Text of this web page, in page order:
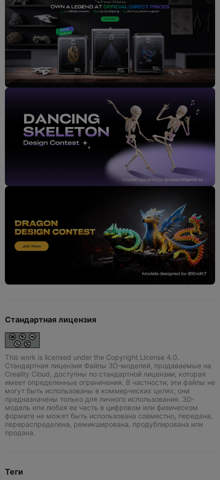
Стандартная лицензия
This work is licensed under the Copyright License 4.0.
Стандартная лицензия Файлы 3D-моделей, продаваемые на
Creality Cloud, доступны по стандартной лицензии, которая
имеет определенные ограничения. В частности, эти файлы не
могут быть использованы в коммерческих целях; они
предназначены только для личного использования. 3D-
модель или любая ее часть в цифровом или физическом
формате не может быть использована совместно, передана,
перераспределена, ремикширована, продублирована или
продана.
Теги